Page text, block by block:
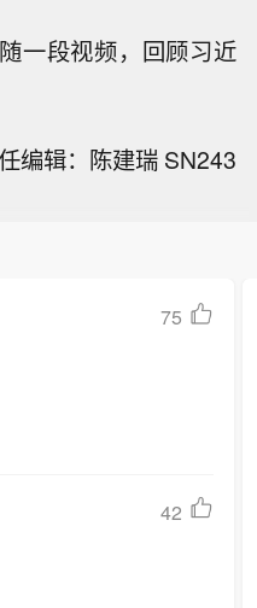
一段视频，回顾习近
编辑：陈建瑞 SN243
75
42